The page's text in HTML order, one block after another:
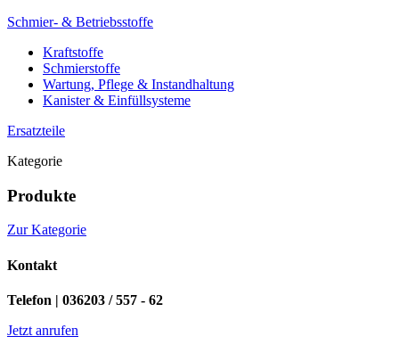
Schmier- & Betriebsstoffe
Kraftstoffe
Schmierstoffe
Wartung, Pflege & Instandhaltung
Kanister & Einfüllsysteme
Ersatzteile
Kategorie
Produkte
Zur Kategorie
Kontakt
Telefon | 036203 / 557 - 62
Jetzt anrufen